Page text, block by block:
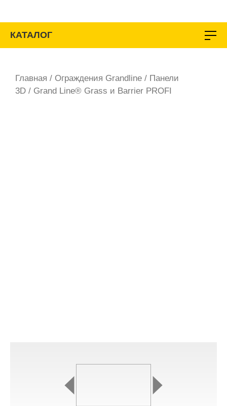
содержимому
КАТАЛОГ
Главная / Ограждения Grandline / Панели
3D / Grand Line® Grass и Barrier PROFI